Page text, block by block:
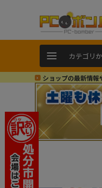
カテゴリ
ショップの最新情報